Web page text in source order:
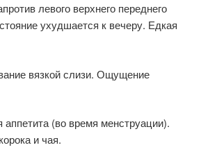
левого верхнего переднего
ухудшается к вечеру. Едкая
вязкой слизи. Ощущение
(во время менструации).
и чая.